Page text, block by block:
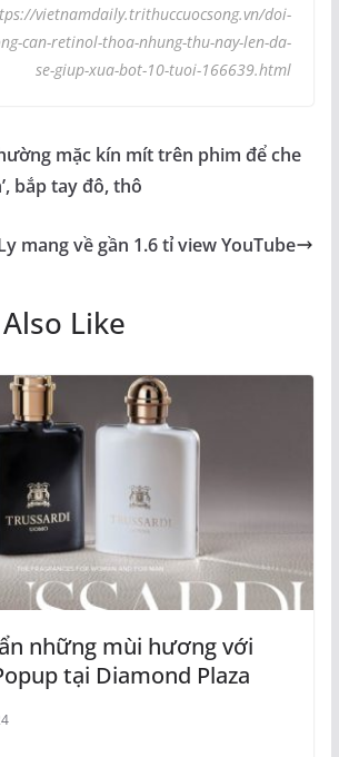
vietnamdaily.trithuccuocsong.vn/doi-
can-retinol-thoa-nhung-thu-nay-len-da-
se-giup-xua-bot-10-tuoi-166639.html
mặc kín mít trên phim để che
bắp tay đô, thô
mang về gần 1.6 tỉ view YouTube
Like
những mùi hương với
tại Diamond Plaza